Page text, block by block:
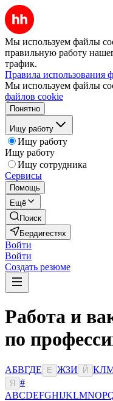
Мы используем файлы
правильную работу
трафик.
Правила использования
Мы используем файлы
файлов cookie
Понятно
Ищу работу
Ищу работу
Ищу работу
Ищу сотрудника
Сервисы
Помощь
Ещё
Поиск
Бердигестях
Войти
Войти
Создать резюме
Работа и
по
АБВГДЕ Ё ЖЗИ Й КЛ
Я
#
ABCDEFGHIJKLMNOP